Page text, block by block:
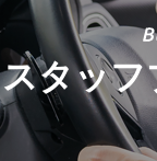
スタッフ